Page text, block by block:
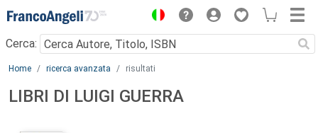
Menu
Cerca:
Main content
Home ricerca avanzata risultati
LIBRI DI LUIGI GUERRA